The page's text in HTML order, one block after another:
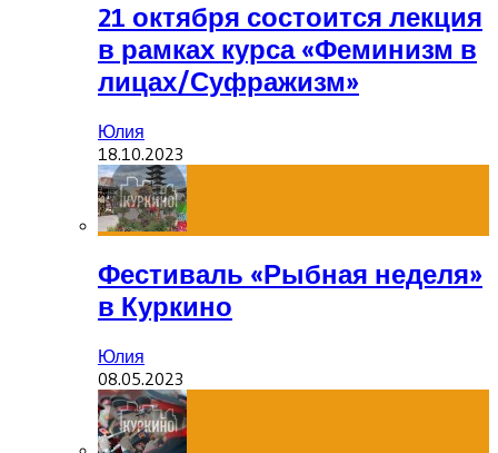
21 октября состоится лекция
в рамках курса «Феминизм в
лицах/Суфражизм»
Юлия
18.10.2023
Фестиваль «Рыбная неделя»
в Куркино
Юлия
08.05.2023